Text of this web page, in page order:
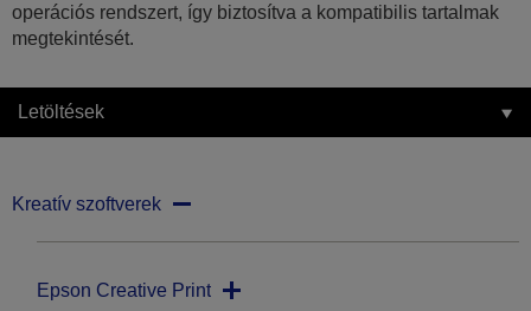
operációs rendszert, így biztosítva a kompatibilis tartalmak
megtekintését.
Letöltések
Kreatív szoftverek
Epson Creative Print